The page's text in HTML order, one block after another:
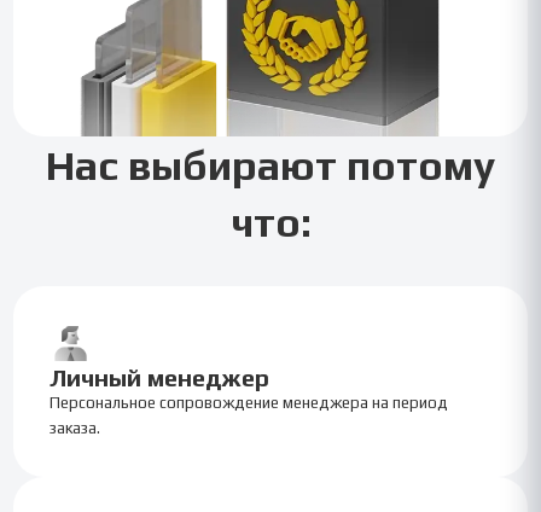
Нас выбирают потому
что:
Личный менеджер
Персональное сопровождение менеджера на период
заказа.